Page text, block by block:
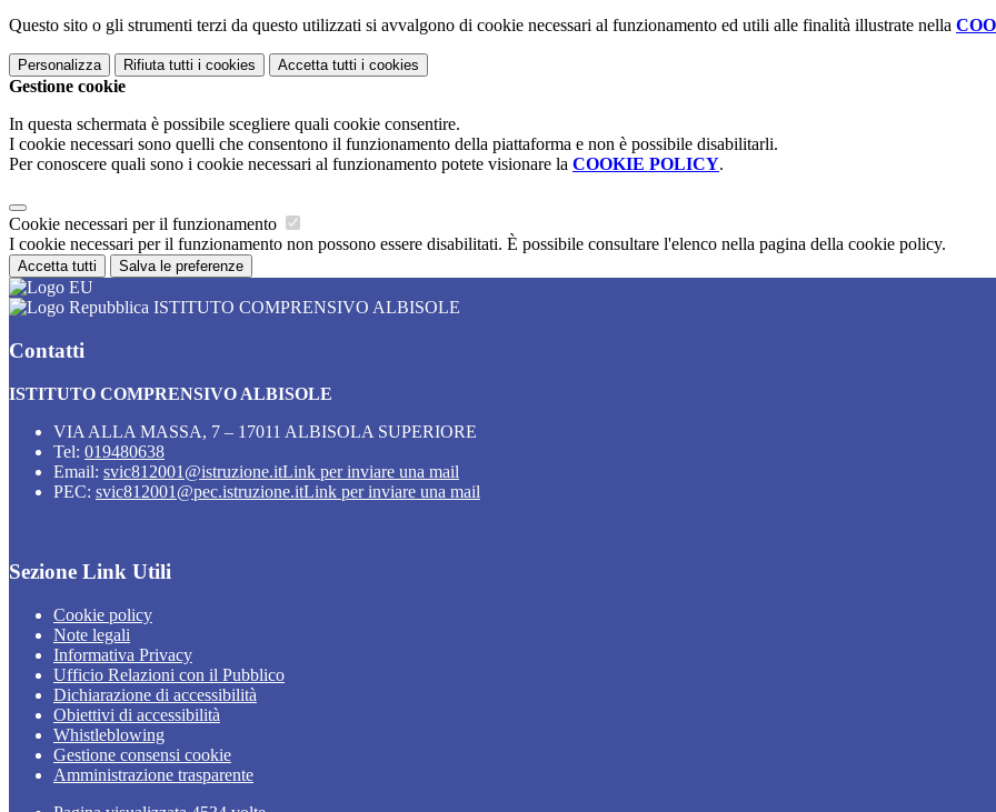
Questo sito o gli strumenti terzi da questo utilizzati si avvalgono di cookie necessari al funzionamento ed utili alle finalità illustrate nella
Personalizza Rifiuta tutti i cookies Accetta tutti i cookies
Gestione cookie
In questa schermata è possibile scegliere quali cookie consentire.
I cookie necessari sono quelli che consentono il funzionamento della piattaforma e non è possibile disabilitarli.
Per conoscere quali sono i cookie necessari al funzionamento potete visionare la COOKIE POLICY.
Cookie necessari per il funzionamento
I cookie necessari per il funzionamento non possono essere disabilitati. È possibile consultare l'elenco nella pagina della cookie policy.
Accetta tutti Salva le preferenze
ISTITUTO COMPRENSIVO ALBISOLE
Contatti
ISTITUTO COMPRENSIVO ALBISOLE
VIA ALLA MASSA, 7 – 17011 ALBISOLA SUPERIORE
Tel: 019480638
Email: svic812001@istruzione.itLink per inviare una mail
PEC: svic812001@pec.istruzione.itLink per inviare una mail
Sezione Link Utili
Cookie policy
Note legali
Informativa Privacy
Ufficio Relazioni con il Pubblico
Dichiarazione di accessibilità
Obiettivi di accessibilità
Whistleblowing
Gestione consensi cookie
Amministrazione trasparente